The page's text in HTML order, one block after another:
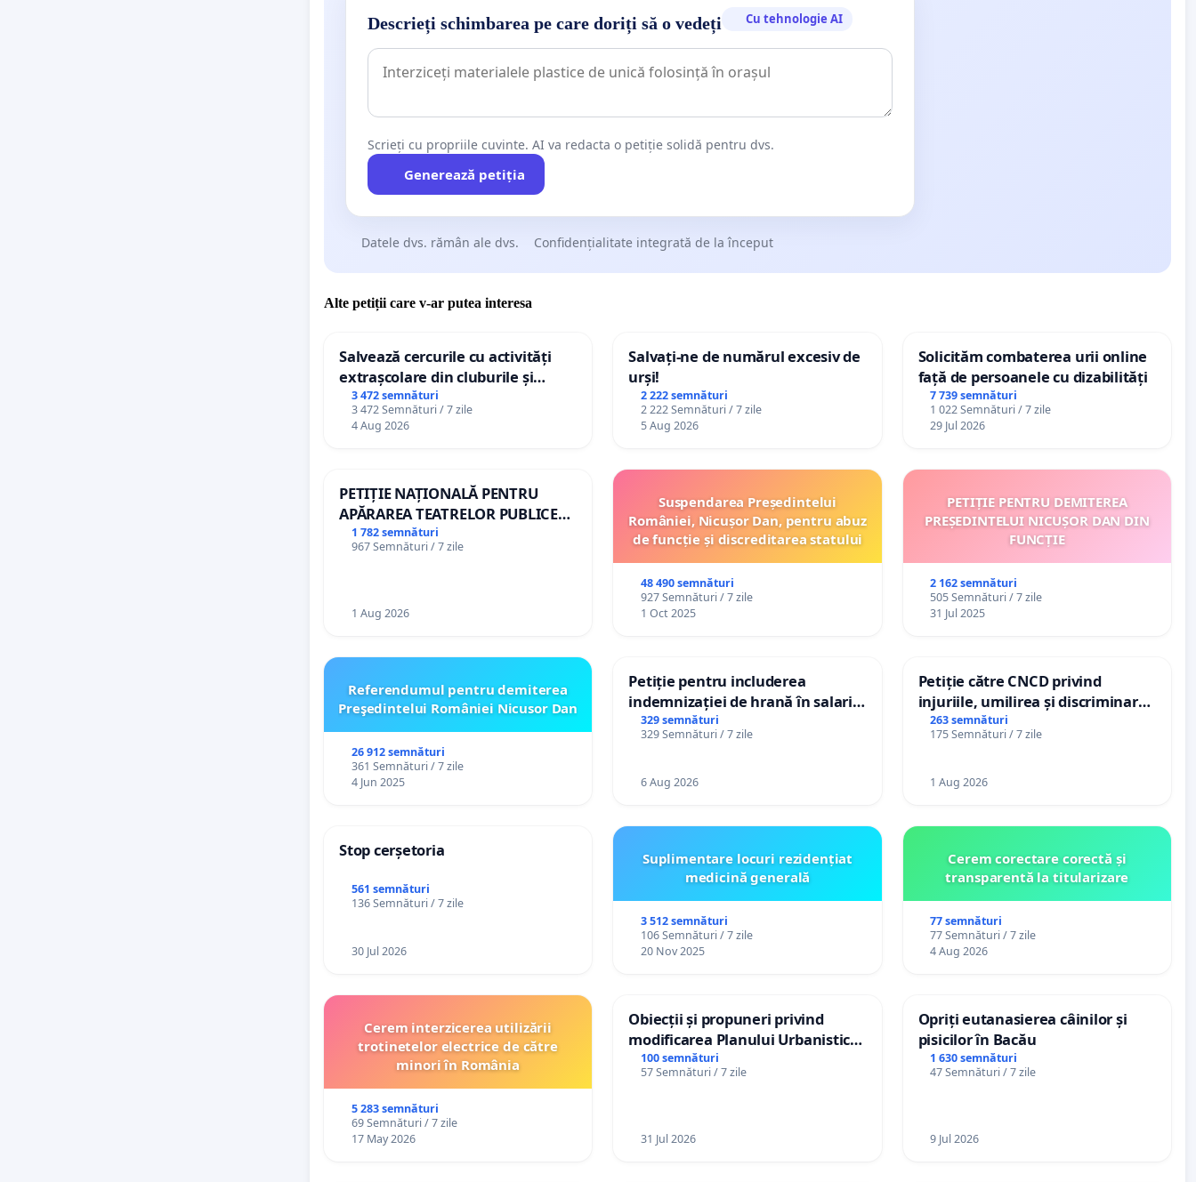
Descrieți schimbarea pe care doriți să o vedeți Cu tehnologie AI
Scrieți cu propriile cuvinte. AI va redacta o petiție solidă pentru dvs.
Generează petiția
Datele dvs. rămân ale dvs. Confidențialitate integrată de la început
Alte petiții care v-ar putea interesa
Salvează cercurile cu activități
extrașcolare din cluburile și
palatele copiilor
3 472 semnături
3 472 Semnături / 7 zile
4 Aug 2026
Salvați-ne de numărul excesiv de
urși!
2 222 semnături
2 222 Semnături / 7 zile
5 Aug 2026
Solicităm combaterea urii online
față de persoanele cu dizabilități
7 739 semnături
1 022 Semnături / 7 zile
29 Jul 2026
PETIȚIE NAȚIONALĂ PENTRU
APĂRAREA TEATRELOR PUBLICE
DE REPERTORIU DIN ROMÂNIA
1 782 semnături
967 Semnături / 7 zile
1 Aug 2026
Suspendarea Președintelui
României, Nicușor Dan, pentru abuz
de funcție și discreditarea statului
48 490 semnături
927 Semnături / 7 zile
1 Oct 2025
PETIȚIE PENTRU DEMITEREA
PREȘEDINTELUI NICUȘOR DAN DIN
FUNCȚIE
2 162 semnături
505 Semnături / 7 zile
31 Jul 2025
Referendumul pentru demiterea
Preşedintelui României Nicusor Dan
26 912 semnături
361 Semnături / 7 zile
4 Jun 2025
Petiție pentru includerea
indemnizației de hrană în salariul
de bază și protejarea gradațiilor
de vechime pentru asistenții
329 semnături
329 Semnături / 7 zile
6 Aug 2026
Petiție către CNCD privind
injuriile, umilirea și discriminarea
persoanelor cu dizabilități de
către utilizatorul TikTok „Gorici”
263 semnături
175 Semnături / 7 zile
1 Aug 2026
Stop cerșetoria
561 semnături
136 Semnături / 7 zile
30 Jul 2026
Suplimentare locuri rezidențiat
medicină generală
3 512 semnături
106 Semnături / 7 zile
20 Nov 2025
Cerem corectare corectă și
transparentă la titularizare
77 semnături
77 Semnături / 7 zile
4 Aug 2026
Cerem interzicerea utilizării
trotinetelor electrice de către
minori în România
5 283 semnături
69 Semnături / 7 zile
17 May 2026
Obiecții și propuneri privind
modificarea Planului Urbanistic
General al orașului Ialoveni
100 semnături
57 Semnături / 7 zile
31 Jul 2026
Opriți eutanasierea câinilor și
pisicilor în Bacău
1 630 semnături
47 Semnături / 7 zile
9 Jul 2026